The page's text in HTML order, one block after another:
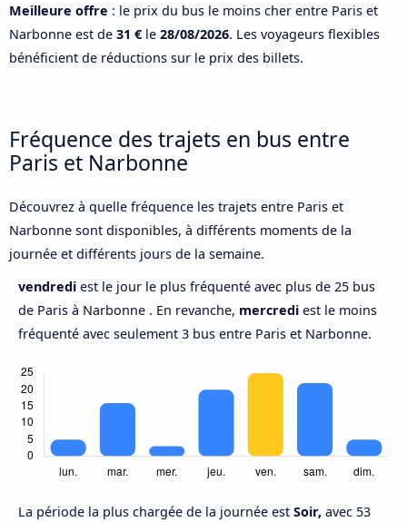
Meilleure offre : le prix du bus le moins cher entre Paris et
Narbonne est de 31 € le 28/08/2026. Les voyageurs flexibles
bénéficient de réductions sur le prix des billets.
Fréquence des trajets en bus entre
Paris et Narbonne
Découvrez à quelle fréquence les trajets entre Paris et
Narbonne sont disponibles, à différents moments de la
journée et différents jours de la semaine.
vendredi est le jour le plus fréquenté avec plus de 25 bus
de Paris à Narbonne . En revanche, mercredi est le moins
fréquenté avec seulement 3 bus entre Paris et Narbonne.
La période la plus chargée de la journée est Soir, avec 53